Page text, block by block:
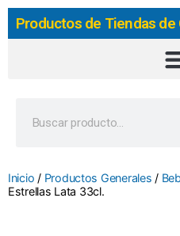
Productos de Tiendas de
Inicio / Productos Generales /
Estrellas Lata 33cl.